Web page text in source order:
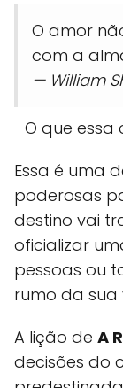
O amor
com a
— William
O que
Essa é uma
poderosas
destino vai
oficializar
pessoas ou
rumo da
A lição de A
decisões do